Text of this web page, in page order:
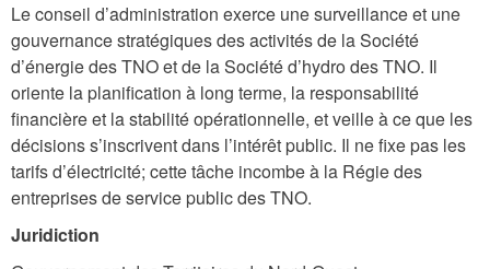
Le conseil d’administration exerce une surveillance et une
gouvernance stratégiques des activités de la Société
d’énergie des TNO et de la Société d’hydro des TNO. Il
oriente la planification à long terme, la responsabilité
financière et la stabilité opérationnelle, et veille à ce que les
décisions s’inscrivent dans l’intérêt public. Il ne fixe pas les
tarifs d’électricité; cette tâche incombe à la Régie des
entreprises de service public des TNO.
Juridiction